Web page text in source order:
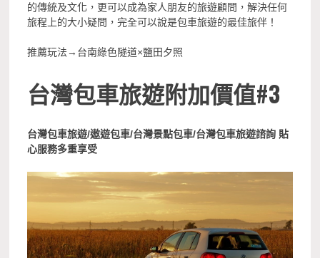
的傳統及文化，更可以成為家人朋友的旅遊顧問，解決任何
旅程上的大小疑問，完全可以說是包車旅遊的最佳旅伴！
推薦玩法→台南綠色隧道×鹽田夕照
台灣包車旅遊附加價值#3
台灣包車旅遊/遨遊包車/台灣景點包車/台灣包車旅遊諮詢 貼
心服務多重享受